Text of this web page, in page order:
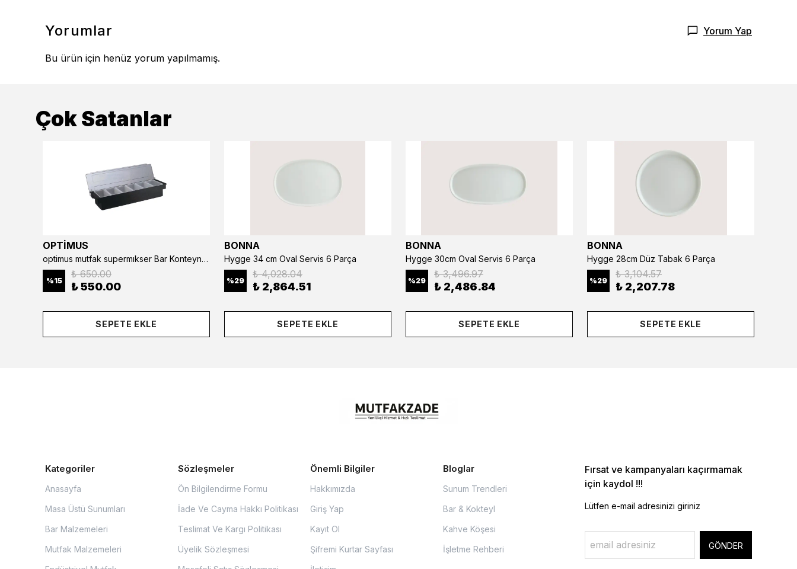
Yorumlar Yorum Yap
Bu ürün için henüz yorum yapılmamış.
Çok Satanlar
OPTİMUS
optimus mutfak supermıkser Bar Konteyner 6'lı 50×16×9 cm Kapaklı Polikarbon Organizer Bar & Kafe
%15
₺ 650.00
₺ 550.00
SEPETE EKLE
BONNA
Hygge 34 cm Oval Servis 6 Parça
%29
₺ 4,028.04
₺ 2,864.51
SEPETE EKLE
BONNA
Hygge 30cm Oval Servis 6 Parça
%29
₺ 3,496.97
₺ 2,486.84
SEPETE EKLE
BONNA
Hygge 28cm Düz Tabak 6 Parça
%29
₺ 3,104.57
₺ 2,207.78
SEPETE EKLE
Kategoriler
Anasayfa
Masa Üstü Sunumları
Bar Malzemeleri
Mutfak Malzemeleri
Sözleşmeler
Ön Bilgilendirme Formu
İade Ve Cayma Hakkı Politikası
Teslimat Ve Kargı Politikası
Üyelik Sözleşmesi
Önemli Bilgiler
Hakkımızda
Giriş Yap
Kayıt Ol
Şifremi Kurtar Sayfası
Bloglar
Sunum Trendleri
Bar & Kokteyl
Kahve Köşesi
İşletme Rehberi
Fırsat ve kampanyaları kaçırmamak
için kaydol !!!
Lütfen e-mail adresinizi giriniz
GÖNDER